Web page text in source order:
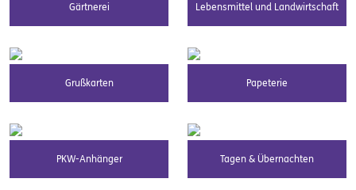
Gärtnerei Lebensmittel und Landwirtschaft
Grußkarten Papeterie
PKW-Anhänger Tagen & Übernachten